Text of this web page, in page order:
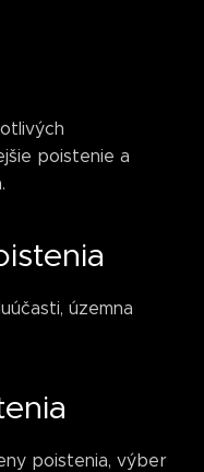
poistenie a
územna
poistenia, výber